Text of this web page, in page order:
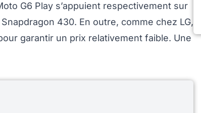
G6 Play s’appuient respectivement sur
430. En outre, comme chez LG,
garantir un prix relativement faible. Une